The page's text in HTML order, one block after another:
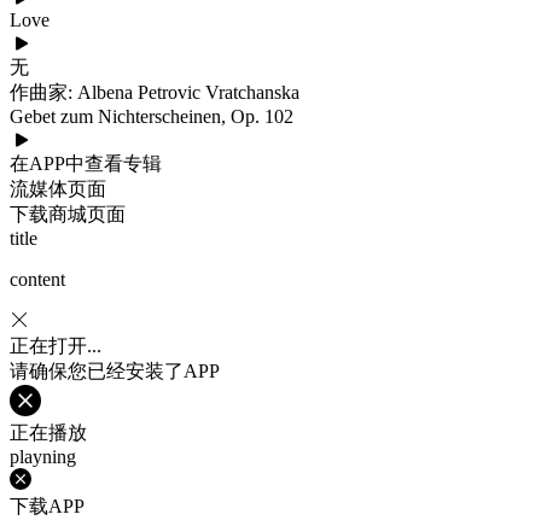
Love
无
作曲家: Albena Petrovic Vratchanska
Gebet zum Nichterscheinen, Op. 102
在APP中查看专辑
流媒体页面
下载商城页面
title
content
正在打开...
请确保您已经安装了APP
正在播放
playning
下载APP